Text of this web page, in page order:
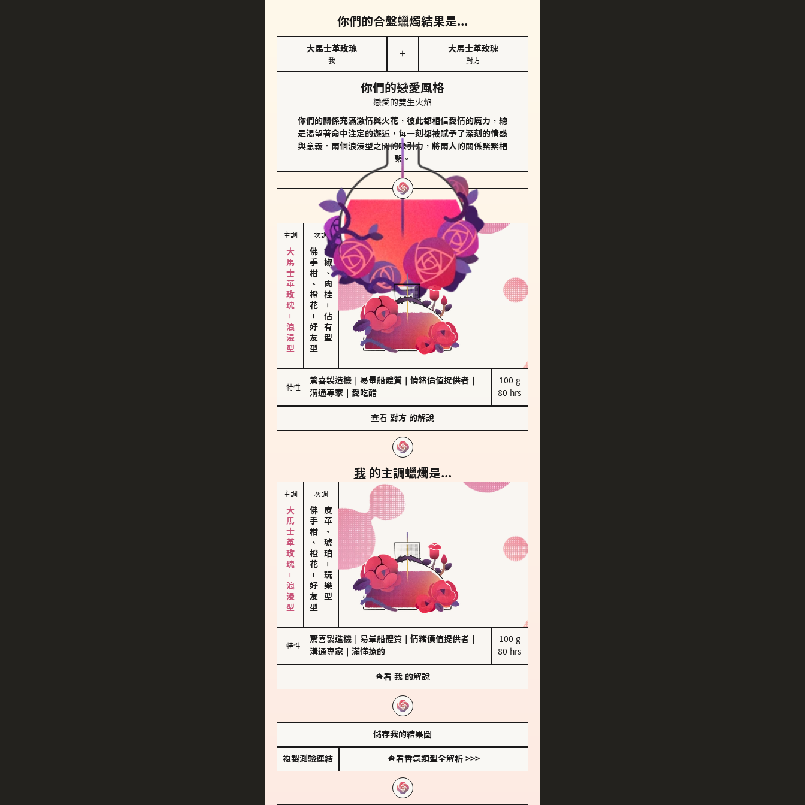
你們的合盤蠟燭結果是...
大馬士革玫瑰
我
＋
大馬士革玫瑰
對方
你們的戀愛風格
戀愛的雙生火焰
你們的關係充滿激情與火花，彼此都相信愛情的魔力，總
是渴望著命中注定的邂逅，每一刻都被賦予了深刻的情感
與意義。兩個浪漫型之間的吸引力，將兩人的關係緊緊相
繫。
對方 的主調蠟燭是...
主調
大馬士革玫瑰－浪漫型
次調
佛手柑、橙花
－
好友型
胡椒、肉桂
－
佔有型
特性
驚喜製造機 易暈船體質 情緒價值提供者
溝通專家
愛吃醋
100 g
80 hrs
查看 對方 的解說
我 的主調蠟燭是...
主調
大馬士革玫瑰－浪漫型
次調
佛手柑、橙花
－
好友型
皮革、琥珀
－
玩樂型
特性
驚喜製造機 易暈船體質 情緒價值提供者
溝通專家
滿懂撩的
100 g
80 hrs
查看 我 的解說
儲存我的結果圖
複製測驗連結 查看香氛類型全解析 >>>